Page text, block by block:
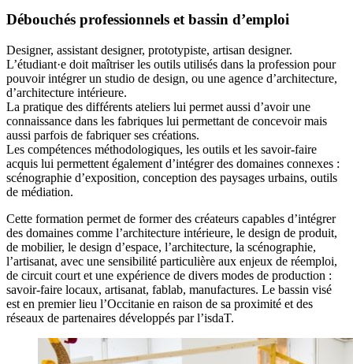
Débouchés professionnels et bassin d’emploi
Designer, assistant designer, prototypiste, artisan designer.
L’étudiant·e doit maîtriser les outils utilisés dans la profession pour
pouvoir intégrer un studio de design, ou une agence d’architecture,
d’architecture intérieure.
La pratique des différents ateliers lui permet aussi d’avoir une
connaissance dans les fabriques lui permettant de concevoir mais
aussi parfois de fabriquer ses créations.
Les compétences méthodologiques, les outils et les savoir-faire
acquis lui permettent également d’intégrer des domaines connexes :
scénographie d’exposition, conception des paysages urbains, outils
de médiation.
Cette formation permet de former des créateurs capables d’intégrer
des domaines comme l’architecture intérieure, le design de produit,
de mobilier, le design d’espace, l’architecture, la scénographie,
l’artisanat, avec une sensibilité particulière aux enjeux de réemploi,
de circuit court et une expérience de divers modes de production :
savoir-faire locaux, artisanat, fablab, manufactures. Le bassin visé
est en premier lieu l’Occitanie en raison de sa proximité et des
réseaux de partenaires développés par l’isdaT.